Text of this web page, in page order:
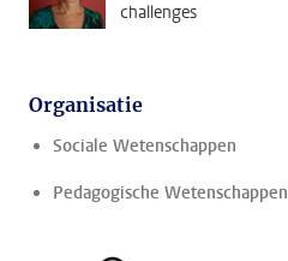
challenges
Organisatie
Sociale Wetenschappen
Pedagogische Wetenschappen